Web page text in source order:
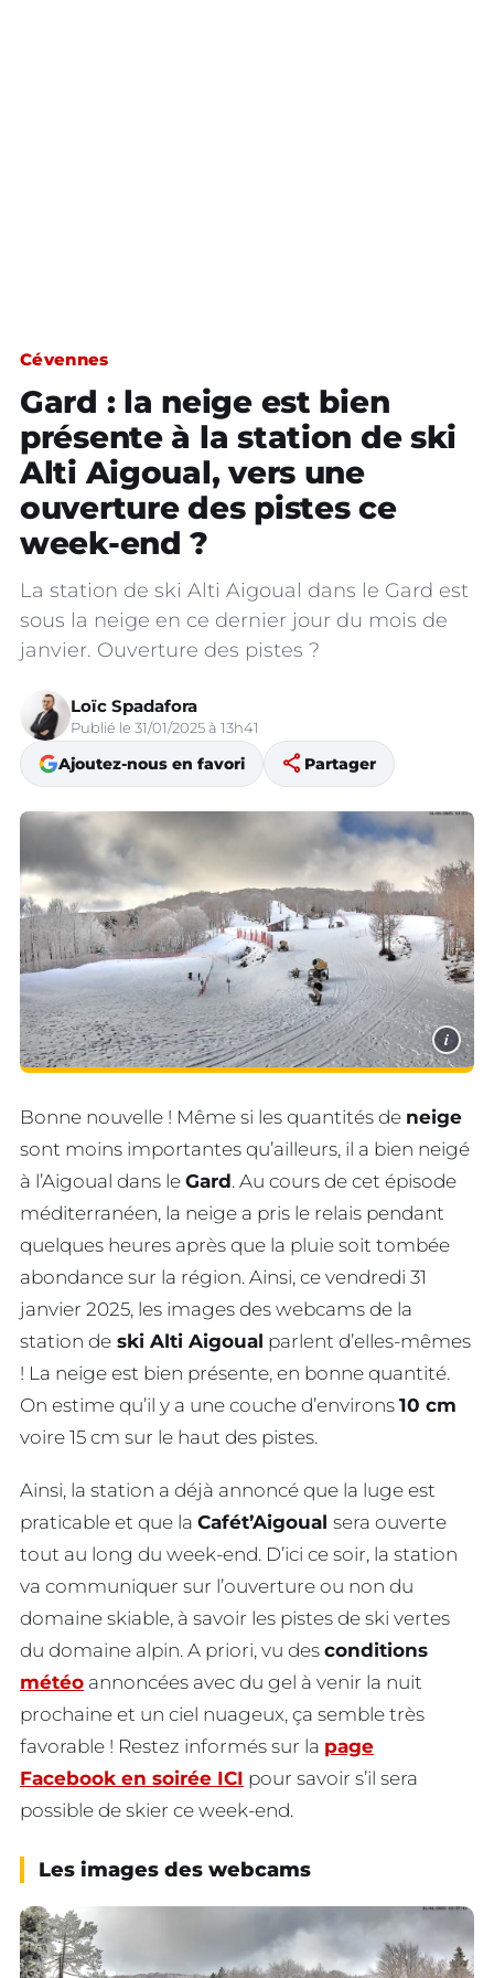
Cévennes
Gard : la neige est bien
présente à la station de ski
Alti Aigoual, vers une
ouverture des pistes ce
week-end ?
La station de ski Alti Aigoual dans le Gard est
sous la neige en ce dernier jour du mois de
janvier. Ouverture des pistes ?
Loïc Spadafora
Publié le 31/01/2025 à 13h41
Ajoutez-nous en favori share Partager
i
Bonne nouvelle ! Même si les quantités de neige
sont moins importantes qu’ailleurs, il a bien neigé
à l’Aigoual dans le Gard. Au cours de cet épisode
méditerranéen, la neige a pris le relais pendant
quelques heures après que la pluie soit tombée
abondance sur la région. Ainsi, ce vendredi 31
janvier 2025, les images des webcams de la
station de ski Alti Aigoual parlent d’elles-mêmes
! La neige est bien présente, en bonne quantité.
On estime qu’il y a une couche d’environs 10 cm
voire 15 cm sur le haut des pistes.
Ainsi, la station a déjà annoncé que la luge est
praticable et que la Cafét’Aigoual sera ouverte
tout au long du week-end. D’ici ce soir, la station
va communiquer sur l’ouverture ou non du
domaine skiable, à savoir les pistes de ski vertes
du domaine alpin. A priori, vu des conditions
météo annoncées avec du gel à venir la nuit
prochaine et un ciel nuageux, ça semble très
favorable ! Restez informés sur la page
Facebook en soirée ICI pour savoir s’il sera
possible de skier ce week-end.
Les images des webcams